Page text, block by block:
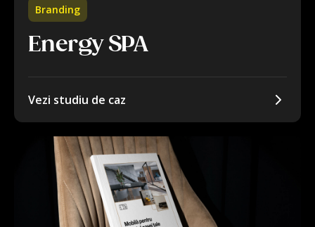
Branding
Energy SPA
Vezi studiu de caz